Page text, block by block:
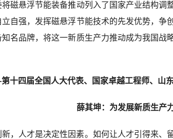
磁悬浮节能装备推动列入了国家产业结构
自强，发挥磁悬浮节能技术的先发优势，
名品牌，将这一新质生产力推动成为我国
十四届全国人大代表、国家卓越工程师、山
薛其坤：为发展新质生产
，人才是决定性因素。如何让人才引得来、